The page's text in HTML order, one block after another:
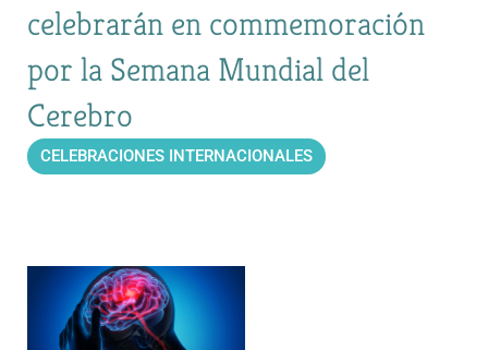
celebrarán en commemoración
por la Semana Mundial del
Cerebro
CELEBRACIONES INTERNACIONALES